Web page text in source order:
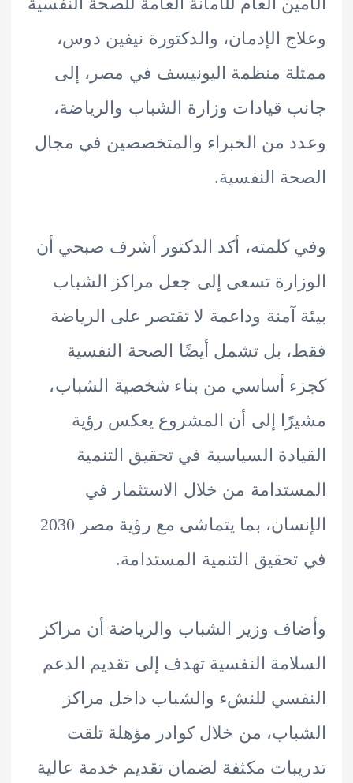
الإدمان، والدكتورة نيفين دوس،
منظمة اليونيسف في مصر، إلى
قيادات وزارة الشباب والرياضة،
من الخبراء والمتخصصين في مجال
النفسية.
كلمته، أكد الدكتور أشرف صبحي أن
تسعى إلى جعل مراكز الشباب
آمنة وداعمة لا تقتصر على الرياضة
بل تشمل أيضًا الصحة النفسية
أساسي من بناء شخصية الشباب،
إلى أن المشروع يعكس رؤية
السياسية في تحقيق التنمية
من خلال الاستثمار في
الإنسان، بما يتماشى مع رؤية مصر 2030
التنمية المستدامة.
وزير الشباب والرياضة أن مراكز
النفسية تهدف إلى تقديم الدعم
للنشء والشباب داخل مراكز
من خلال كوادر مؤهلة تلقت
مكثفة لضمان تقديم خدمة عالية